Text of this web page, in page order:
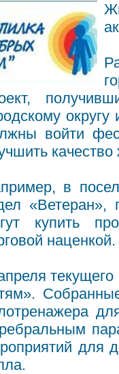
войти
в
«Ветеран»,
купить
наценкой.
для